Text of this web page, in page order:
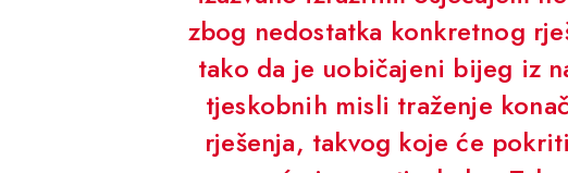
zbog nedostatka konkretnog
tako da je uobičajeni bijeg iz
tjeskobnih misli traženje
rješenja, takvog koje će